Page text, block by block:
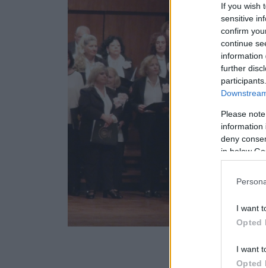
If you wish
sensitive
confirm
continue
information
further
Please
information
deny
in below
I want
Opted
I want
Opted